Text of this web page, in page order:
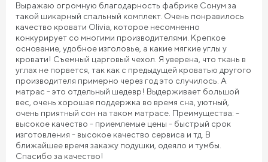
Выражаю огромную благодарность фабрике Сонум за
такой шикарный спальный комплект. Очень понравилось
качество кровати Olivia, которое несомненно
конкурирует со многими производителями. Крепкое
основание, удобное изголовье, а какие мягкие углы у
кровати! Съемный царговый чехол. Я уверена, что ткань в
углах не порвется, так как с предыдущей кроватью другого
производителя примерно через год это случилось. А
матрас - это отдельный шедевр! Выдерживает большой
вес, очень хорошая поддержка во время сна, уютный,
очень приятный сон на таком матрасе. Преимущества: -
высокое качество - приемлемые цены - быстрый срок
изготовления - высокое качество сервиса и тд. В
ближайшее время закажу подушки, одеяло и тумбы.
Спасибо за качество!